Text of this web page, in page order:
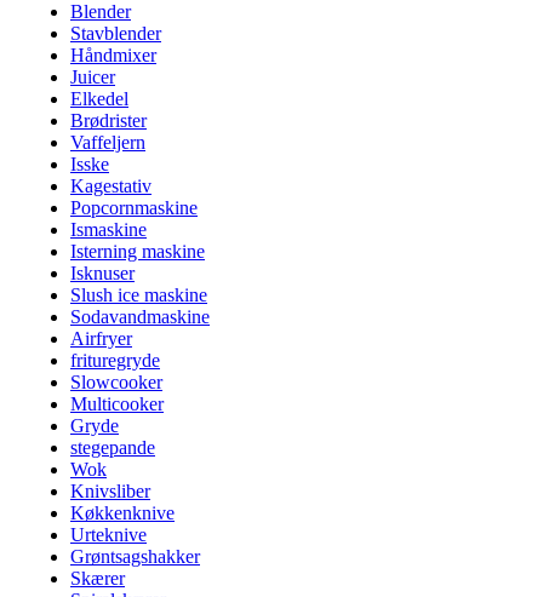
Blender
Stavblender
Håndmixer
Juicer
Elkedel
Brødrister
Vaffeljern
Isske
Kagestativ
Popcornmaskine
Ismaskine
Isterning maskine
Isknuser
Slush ice maskine
Sodavandmaskine
Airfryer
frituregryde
Slowcooker
Multicooker
Gryde
stegepande
Wok
Knivsliber
Køkkenknive
Urteknive
Grøntsagshakker
Skærer